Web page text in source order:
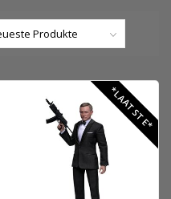
*LAATSTE*